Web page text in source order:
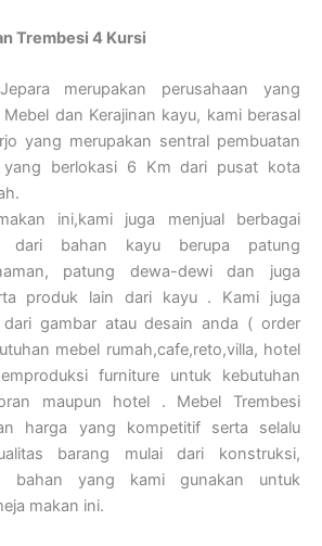
Trembesi 4 Kursi
merupakan perusahaan yang
dan Kerajinan kayu, kami berasal
yang merupakan sentral pembuatan
berlokasi 6 Km dari pusat kota
ini,kami juga menjual berbagai
dari bahan kayu berupa patung
patung dewa-dewi dan juga
produk lain dari kayu . Kami juga
dari gambar atau desain anda ( order
mebel rumah,cafe,reto,villa, hotel
furniture untuk kebutuhan
maupun hotel . Mebel Trembesi
harga yang kompetitif serta selalu
barang mulai dari konstruksi,
bahan yang kami gunakan untuk
makan ini.